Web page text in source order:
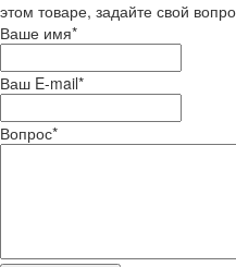
этом товаре, задайте свой
Ваше имя*
Ваш E-mail*
Вопрос*